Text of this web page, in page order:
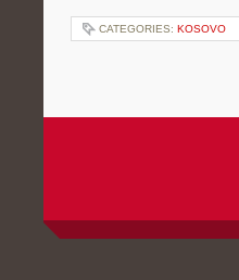
CATEGORIES: KOSOVO